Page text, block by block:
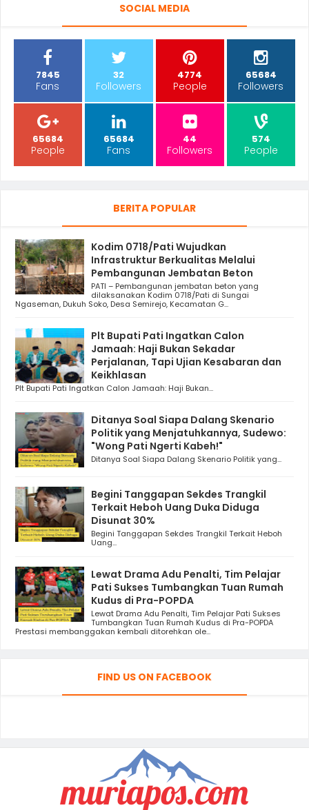
SOCIAL MEDIA
7845
Fans
32
Followers
4774
People
65684
Followers
65684
People
65684
Fans
44
Followers
574
People
BERITA POPULAR
Kodim 0718/Pati Wujudkan
Infrastruktur Berkualitas Melalui
Pembangunan Jembatan Beton
PATI – Pembangunan jembatan beton yang
dilaksanakan Kodim 0718/Pati di Sungai
Ngaseman, Dukuh Soko, Desa Semirejo, Kecamatan G...
Plt Bupati Pati Ingatkan Calon
Jamaah: Haji Bukan Sekadar
Perjalanan, Tapi Ujian Kesabaran dan
Keikhlasan
Plt Bupati Pati Ingatkan Calon Jamaah: Haji Bukan...
Ditanya Soal Siapa Dalang Skenario
Politik yang Menjatuhkannya, Sudewo:
"Wong Pati Ngerti Kabeh!"
Ditanya Soal Siapa Dalang Skenario Politik yang...
Begini Tanggapan Sekdes Trangkil
Terkait Heboh Uang Duka Diduga
Disunat 30%
Begini Tanggapan Sekdes Trangkil Terkait Heboh
Uang...
Lewat Drama Adu Penalti, Tim Pelajar
Pati Sukses Tumbangkan Tuan Rumah
Kudus di Pra-POPDA
Lewat Drama Adu Penalti, Tim Pelajar Pati Sukses
Tumbangkan Tuan Rumah Kudus di Pra-POPDA
Prestasi membanggakan kembali ditorehkan ole...
FIND US ON FACEBOOK